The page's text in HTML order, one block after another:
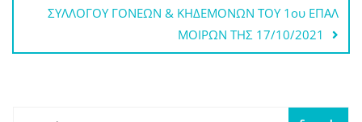
ΣΥΛΛΟΓΟΥ ΓΟΝΕΩΝ & ΚΗΔΕΜΟΝΩΝ ΤΟΥ 1ου ΕΠΑΛ
ΜΟΙΡΩΝ ΤΗΣ 17/10/2021